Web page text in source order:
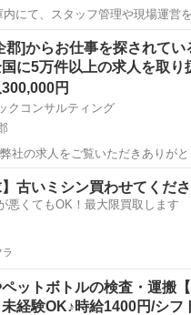
にて、スタッフ管理や現場運営を
として活躍いただきます。 未経験からマ
務 未経験
郡]からお仕事を探されてい
に5万件以上の求人を取
300,000円
クコンサルティング
社の求人をご覧いただきありがと
を5万件以上取り扱っておりご希
な求人をご案内いたします!! 応募
求...
の他 交代勤務
】古いミシン買わせてくだ
悪くてもOK！最大限買取します
ラ
ットボトルの検査・運搬
経験OK♪時給1400円/シフ